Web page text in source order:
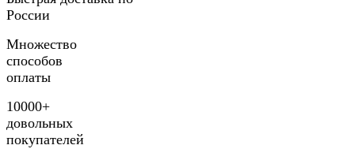
России
Множество
способов
оплаты
10000+
довольных
покупателей